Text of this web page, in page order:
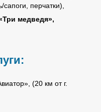
перчатки),
медведя»,
(20 км от г.